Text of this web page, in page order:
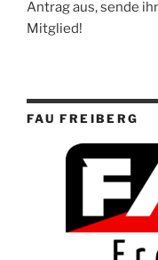
Antrag aus, sende
Mitglied!
FAU FREIBERG